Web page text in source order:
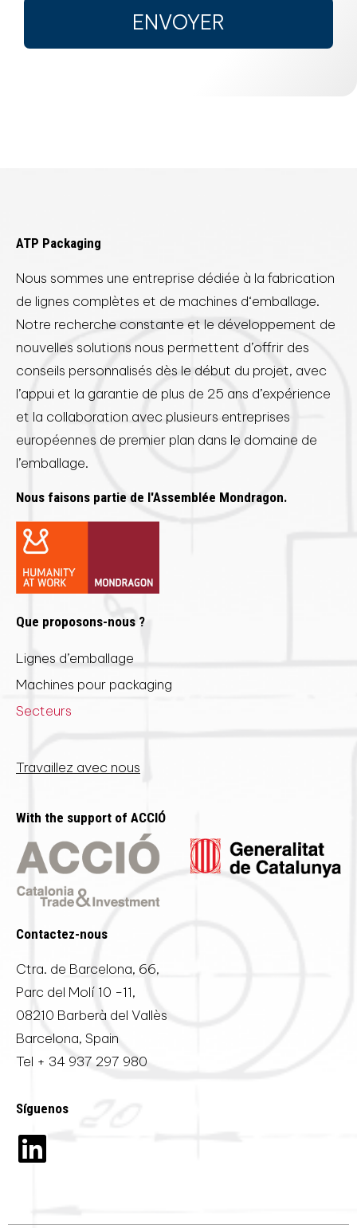
ENVOYER
ATP Packaging
Nous sommes une entreprise dédiée à la fabrication
de lignes complètes et de machines d‘emballage.
Notre recherche constante et le développement de
nouvelles solutions nous permettent d’offrir des
conseils personnalisés dès le début du projet, avec
l’appui et la garantie de plus de 25 ans d’expérience
et la collaboration avec plusieurs entreprises
européennes de premier plan dans le domaine de
l’emballage.
Nous faisons partie de l'Assemblée Mondragon.
Que proposons-nous ?
Lignes d’emballage
Machines pour packaging
Secteurs
Travaillez avec nous
With the support of ACCIÓ
Contactez-nous
Ctra. de Barcelona, 66,
Parc del Molí 10 -11,
08210 Barberà del Vallès
Barcelona, Spain
Tel + 34 937 297 980
Síguenos